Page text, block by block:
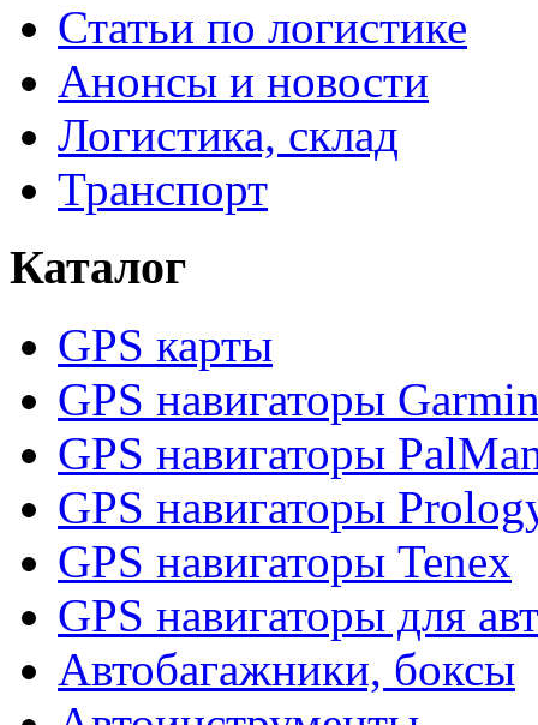
Статьи по логистике
Анонсы и новости
Логистика, склад
Транспорт
Каталог
GPS карты
GPS навигаторы
GPS навигаторы
GPS навигаторы
GPS навигаторы Tenex
GPS навигаторы для
Автобагажники, боксы